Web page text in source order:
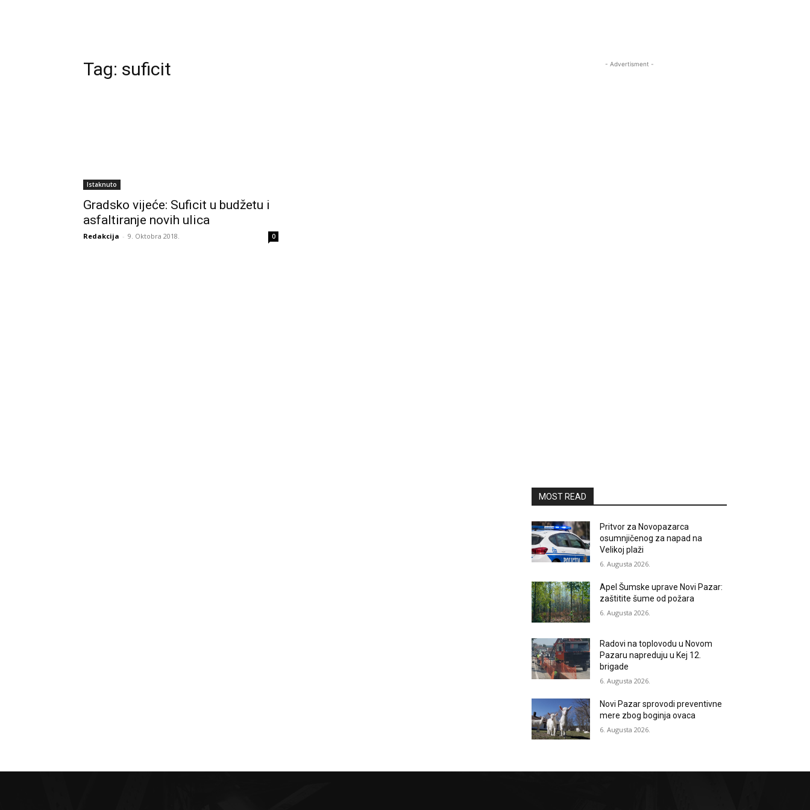
Tag: suficit
Istaknuto
Gradsko vijeće: Suficit u budžetu i
asfaltiranje novih ulica
Redakcija - 9. Oktobra 2018. 0
- Advertisment -
MOST READ
Pritvor za Novopazarca
osumnjičenog za napad na
Velikoj plaži
6. Augusta 2026.
Apel Šumske uprave Novi Pazar:
zaštitite šume od požara
6. Augusta 2026.
Radovi na toplovodu u Novom
Pazaru napreduju u Kej 12.
brigade
6. Augusta 2026.
Novi Pazar sprovodi preventivne
mere zbog boginja ovaca
6. Augusta 2026.